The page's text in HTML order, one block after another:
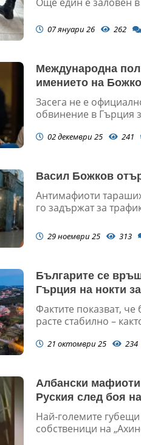
07 януари 26 262
Международна
имението на
Засега не е
обвинение в Гърция
02 декември 25 241
Васил Божков
Антимафиоти
го задържат за
29 ноември 25 313
Българите се
Гърция на нокти
Фактите показват,
расте стабилно –
21 октомври 25 234
Албански
Руския след боя
Най-големите
собственици на